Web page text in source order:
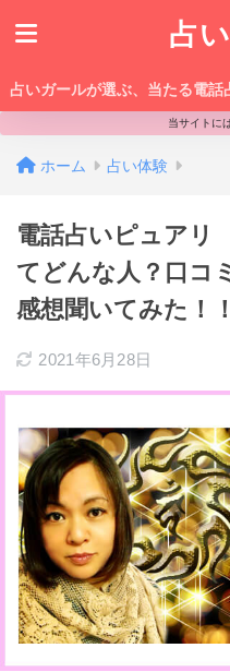
占
占いガールが選ぶ、当たる電話
当サイトに
ホーム 占い体験
電話占いピュアリ
てどんな人？口コ
感想聞いてみた！！
2021年6月28日